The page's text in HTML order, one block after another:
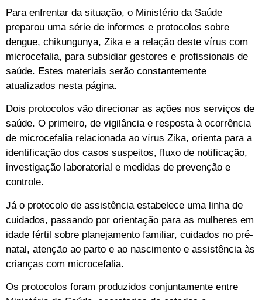
Para enfrentar da situação, o Ministério da Saúde
preparou uma série de informes e protocolos sobre
dengue, chikungunya, Zika e a relação deste vírus com
microcefalia, para subsidiar gestores e profissionais de
saúde. Estes materiais serão constantemente
atualizados nesta página.
Dois protocolos vão direcionar as ações nos serviços de
saúde. O primeiro, de vigilância e resposta à ocorrência
de microcefalia relacionada ao vírus Zika, orienta para a
identificação dos casos suspeitos, fluxo de notificação,
investigação laboratorial e medidas de prevenção e
controle.
Já o protocolo de assistência estabelece uma linha de
cuidados, passando por orientação para as mulheres em
idade fértil sobre planejamento familiar, cuidados no pré-
natal, atenção ao parto e ao nascimento e assistência às
crianças com microcefalia.
Os protocolos foram produzidos conjuntamente entre